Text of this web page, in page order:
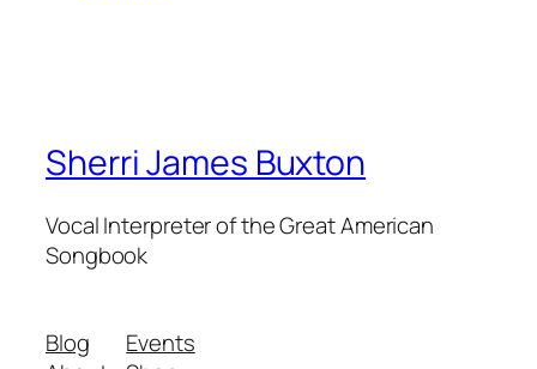
Sherri James Buxton
Vocal Interpreter of the Great American
Songbook
Blog
Events